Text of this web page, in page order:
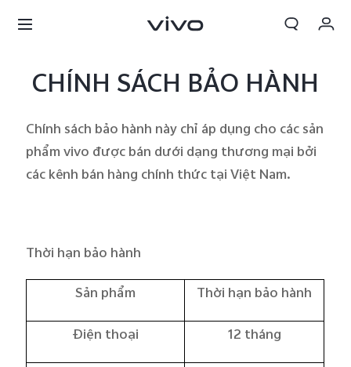
Giỏ hàng
Đăng nhập/Đăng ký
Tài khoản của tôi
CHÍNH SÁCH BẢO HÀNH
Chính sách bảo hành này chỉ áp dụng cho các sản
phẩm vivo được bán dưới dạng thương mại bởi
các kênh bán hàng chính thức tại Việt Nam.
Thời hạn bảo hành
Sản phẩm
Thời hạn bảo hành
Điện thoại
12 tháng